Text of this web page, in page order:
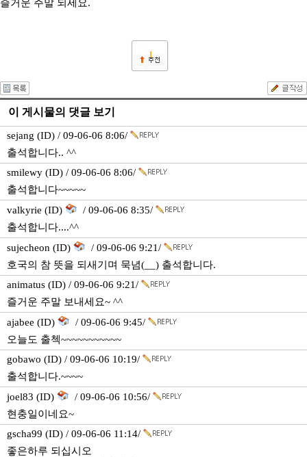
즐거운 주말 되세요.
1
이 게시물의 댓글 보기
sejang (ID) / 09-06-06 8:06/
출석합니다.. ^^
smilewy (ID) / 09-06-06 8:06/
출석합니다~~~~~
valkyrie (ID)
/ 09-06-06 8:35/
출석합니다....^^
sujecheon (ID)
/ 09-06-06 9:21/
호국의 참 뜻을 되새기며 묵념(__) 출석합니다.
animatus (ID) / 09-06-06 9:21/
즐거운 주말 보내세요~ ^^
ajabee (ID)
/ 09-06-06 9:45/
오늘도 출첵~~~~~~~~~~~
gobawo (ID) / 09-06-06 10:19/
출석합니다.~~~~
joel83 (ID)
/ 09-06-06 10:56/
현충일이네요~
gscha99 (ID) / 09-06-06 11:14/
좋은하루 되십시오